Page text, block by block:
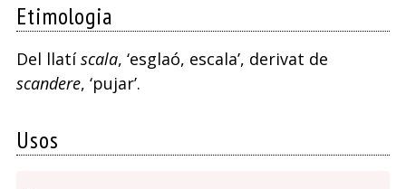
Etimologia
Del llatíscala, ‘esglaó, escala’, derivat de
scandere, ‘pujar’.
Usos